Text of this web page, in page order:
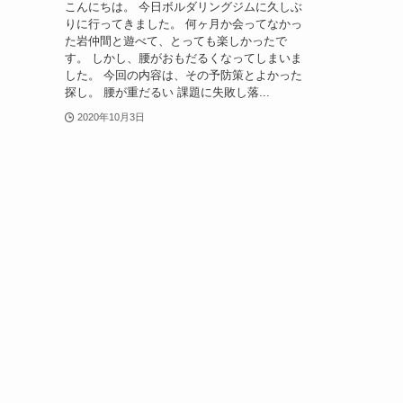
こんにちは。 今日ボルダリングジムに久しぶ
りに行ってきました。 何ヶ月か会ってなかっ
た岩仲間と遊べて、とっても楽しかったで
す。 しかし、腰がおもだるくなってしまいま
した。 今回の内容は、その予防策とよかった
探し。 腰が重だるい 課題に失敗し落...
2020年10月3日